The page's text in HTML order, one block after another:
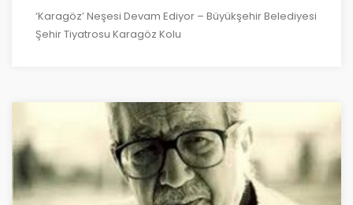
‘Karagöz’ Neşesi Devam Ediyor – Büyükşehir Belediyesi
Şehir Tiyatrosu Karagöz Kolu